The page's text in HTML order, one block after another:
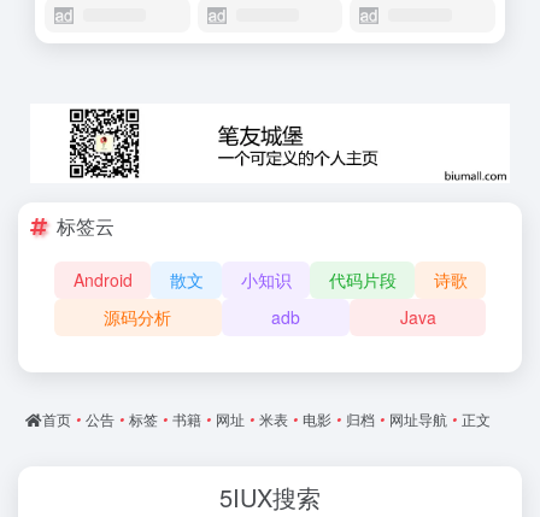
标签云
Android 散文 小知识 代码片段
诗歌
源码分析
adb Java
首页 • 公告 • 标签 • 书籍 • 网址 • 米表 • 电影 • 归档 • 网址导航 • 正文
5IUX搜索